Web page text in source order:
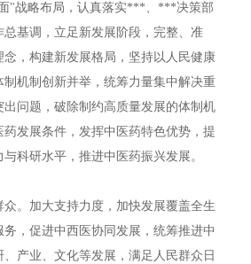
"战略布局，认真落实***、***决策部
基调，立足新发展阶段，完整、准
，构建新发展格局，坚持以人民健康
制机制创新并举，统筹力量集中解决重
出问题，破除制约高质量发展的体制机
发展条件，发挥中医药特色优势，提
科研水平，推进中医药振兴发展。
。加大支持力度，加快发展覆盖全生
，促进中西医协同发展，统筹推进中
、产业、文化等发展，满足人民群众日